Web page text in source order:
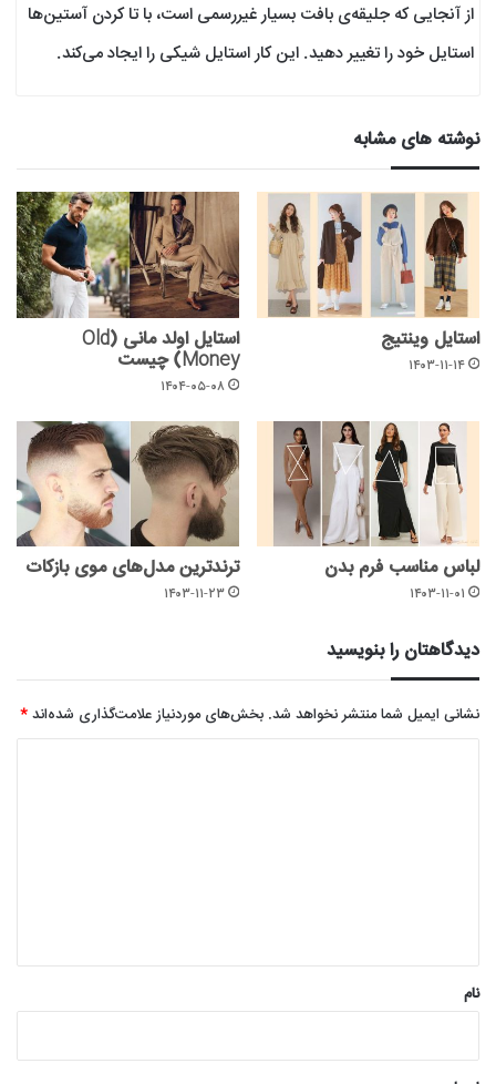
از آنجایی که جلیقه‌ی بافت بسیار غیررسمی است، با تا کردن آستین‌ها
استایل خود را تغییر دهید. این کار استایل شیکی را ایجاد می‌کند.
نوشته های مشابه
استایل وینتیج
۱۴۰۳-۱۱-۱۴
استایل اولد مانی (Old
Money) چیست
۱۴۰۴-۰۵-۰۸
لباس مناسب فرم بدن
۱۴۰۳-۱۱-۰۱
ترندترین مدل‌های موی بازکات
۱۴۰۳-۱۱-۲۳
دیدگاهتان را بنویسید
نشانی ایمیل شما منتشر نخواهد شد. بخش‌های موردنیاز علامت‌گذاری شده‌اند*
نام